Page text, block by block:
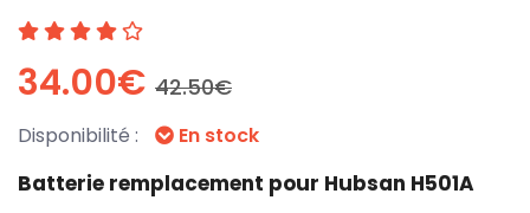
34.00€ 42.50€
Disponibilité : En stock
Batterie remplacement pour Hubsan H501A